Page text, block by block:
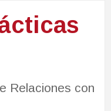
Relaciones con